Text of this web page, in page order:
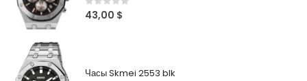
0 out of 5
43,00 $
Часы Skmei 2553 blk